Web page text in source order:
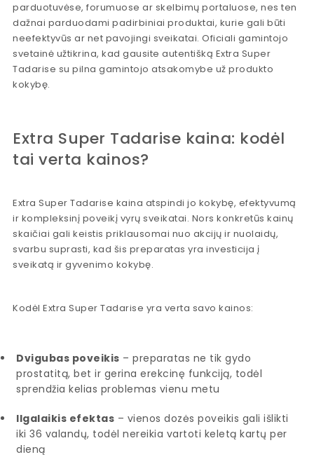
parduotuvėse, forumuose ar skelbimų portaluose, nes ten
dažnai parduodami padirbiniai produktai, kurie gali būti
neefektyvūs ar net pavojingi sveikatai. Oficiali gamintojo
svetainė užtikrina, kad gausite autentišką Extra Super
Tadarise su pilna gamintojo atsakomybe už produkto
kokybę.
Extra Super Tadarise kaina: kodėl
tai verta kainos?
Extra Super Tadarise kaina atspindi jo kokybę, efektyvumą
ir kompleksinį poveikį vyrų sveikatai. Nors konkretūs kainų
skaičiai gali keistis priklausomai nuo akcijų ir nuolaidų,
svarbu suprasti, kad šis preparatas yra investicija į
sveikatą ir gyvenimo kokybę.
Kodėl Extra Super Tadarise yra verta savo kainos:
Dvigubas poveikis – preparatas ne tik gydo
prostatitą, bet ir gerina erekcinę funkciją, todėl
sprendžia kelias problemas vienu metu
Ilgalaikis efektas – vienos dozės poveikis gali išlikti
iki 36 valandų, todėl nereikia vartoti keletą kartų per
dieną